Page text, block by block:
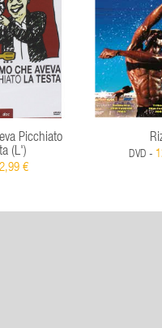
Picchiato
(L')
€
DVD -